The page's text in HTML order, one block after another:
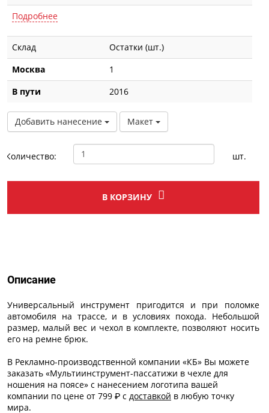
Подробнее
Склад
Остатки (шт.)
Москва
1
В пути
2016
Добавить нанесение Макет
Количество: шт.
В КОРЗИНУ
Описание
Универсальный инструмент пригодится и при поломке
автомобиля на трассе, и в условиях похода. Небольшой
размер, малый вес и чехол в комплекте, позволяют носить
его на ремне брюк.
В Рекламно-производственной компании «КБ» Вы можете
заказать «Мультиинструмент-пассатижи в чехле для
ношения на поясе» с нанесением логотипа вашей
компании по цене от 799 ₽ с доставкой в любую точку
мира.